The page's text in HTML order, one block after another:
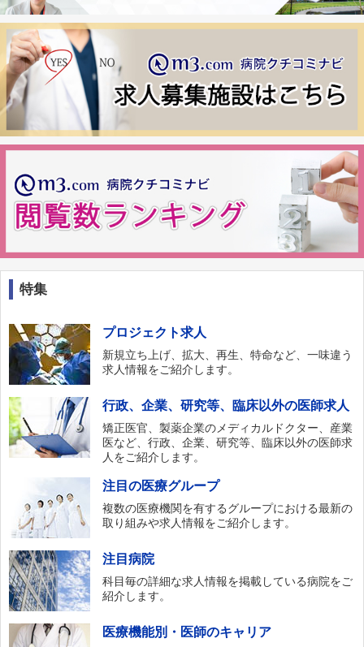
特集
プロジェクト求人
新規立ち上げ、拡大、再生、特命など、一味違う
求人情報をご紹介します。
行政、企業、研究等、臨床以外の医師求人
矯正医官、製薬企業のメディカルドクター、産業
医など、行政、企業、研究等、臨床以外の医師求
人をご紹介します。
注目の医療グループ
複数の医療機関を有するグループにおける最新の
取り組みや求人情報をご紹介します。
注目病院
科目毎の詳細な求人情報を掲載している病院をご
紹介します。
医療機能別・医師のキャリア